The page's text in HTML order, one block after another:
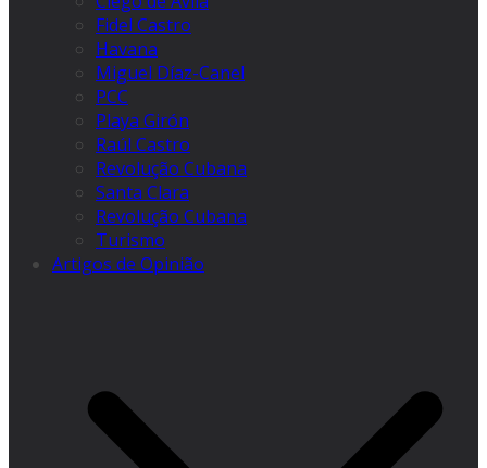
Fidel Castro
Havana
Miguel Díaz-Canel
PCC
Playa Girón
Raúl Castro
Revolução Cubana
Santa Clara
Revolução Cubana
Turismo
Artigos de Opinião